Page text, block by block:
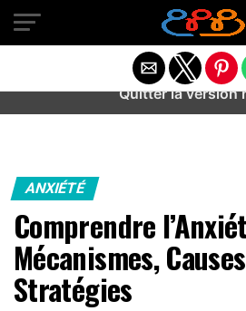
Warning
: preg_match(): Unknown
/home/u589487443/domains/
content/plugins/idev-post-views/
ANXIÉTÉ
Comprendre
Mécanismes,
Stratégies
Quitter la version